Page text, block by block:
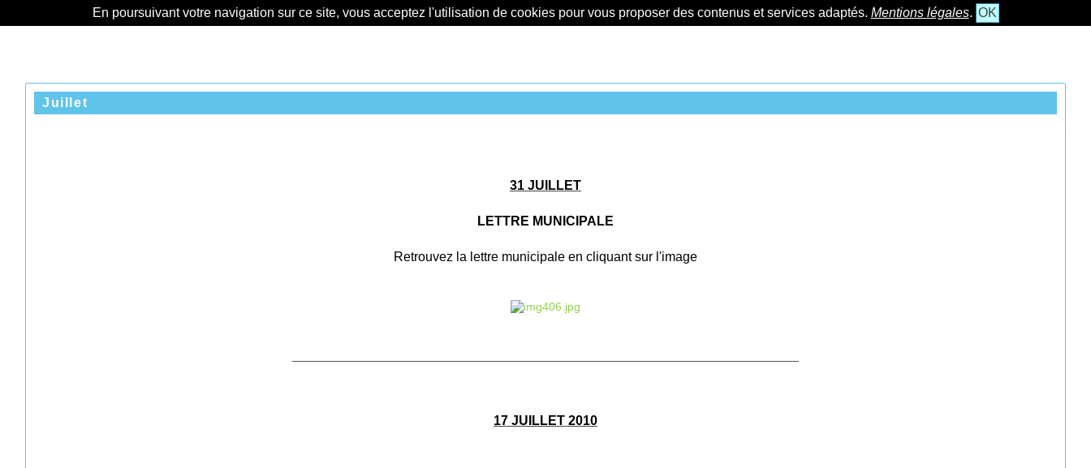
En poursuivant votre navigation sur ce site, vous acceptez l'utilisation de cookies pour vous proposer des contenus et services adaptés. Mentions légales. OK
Juillet
31 JUILLET
LETTRE MUNICIPALE
Retrouvez la lettre municipale en cliquant sur l'image
17 JUILLET 2010